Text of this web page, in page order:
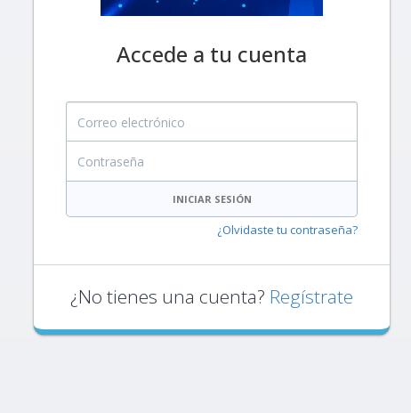
Accede a tu cuenta
Correo electrónico
INICIAR SESIÓN
¿Olvidaste tu contraseña?
¿No tienes una cuenta? Regístrate